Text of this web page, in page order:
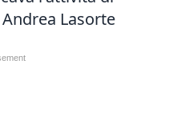
Lasorte